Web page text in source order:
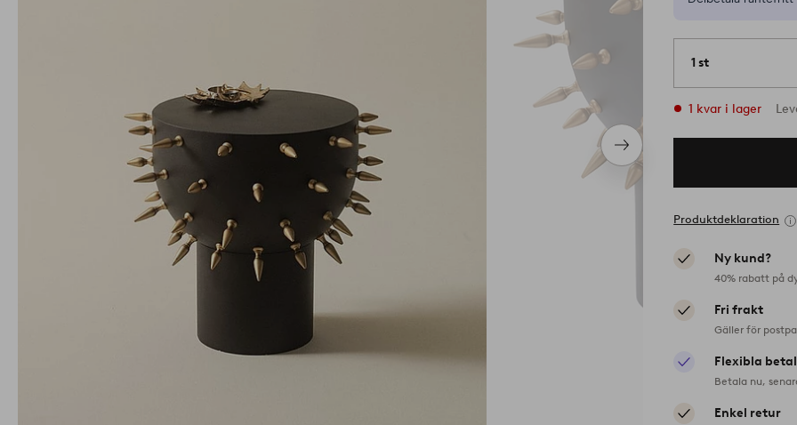
Nästa
produkt
1 st
1 kvar i lager
Produktdeklaration
Ny kund?
40% rabatt på
Fri frakt
Gäller för
Flexibla
Betala nu,
Enkel retur